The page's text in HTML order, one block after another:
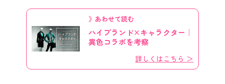
》あわせて読む
ハイブランド×キャラクター｜
異色コラボを考察
詳しくはこちら ＞